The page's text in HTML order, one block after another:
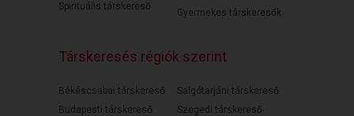
Spirituális társkereső
Gyermekes társkeresők
Társkeresés régiók szerint
Békéscsabai társkereső
Budapesti társkereső
Salgótarjáni társkereső
Szegedi társkereső